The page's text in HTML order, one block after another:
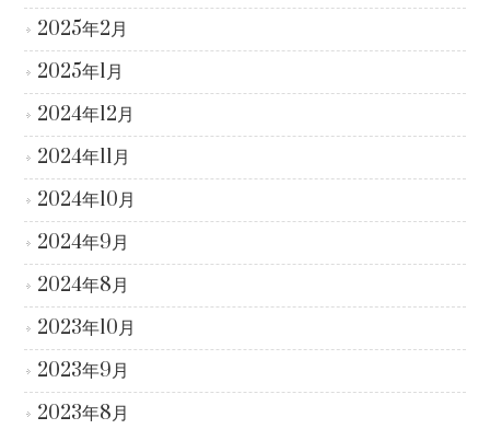
2025年2月
2025年1月
2024年12月
2024年11月
2024年10月
2024年9月
2024年8月
2023年10月
2023年9月
2023年8月